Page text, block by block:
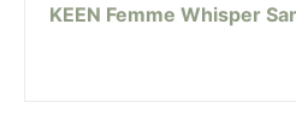
KEEN Femme Whisper